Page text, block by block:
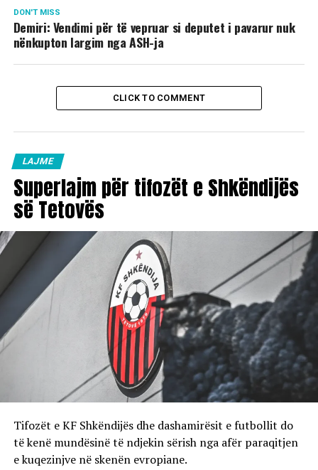
DON'T MISS
Demiri: Vendimi për të vepruar si deputet i pavarur nuk
nënkupton largim nga ASH-ja
CLICK TO COMMENT
LAJME
Superlajm për tifozët e Shkëndijës
së Tetovës
Tifozët e KF Shkëndijës dhe dashamirësit e futbollit do
të kenë mundësinë të ndjekin sërish nga afër paraqitjen
e kuqezinjve në skenën evropiane.